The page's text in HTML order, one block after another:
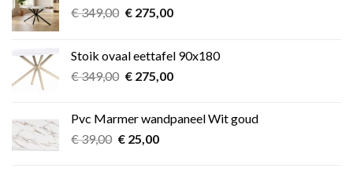
€349,00 Oorspronkelijke
€ 349,00.
€275,00Huidige
€ 275,00.
Stoik ovaal eettafel 90x180
€349,00 Oorspronkelijke
€ 349,00.
€275,00Huidige
€ 275,00.
Pvc Marmer wandpaneel Wit goud
€39,00 Oorspronkelijke
€25,00Huidige